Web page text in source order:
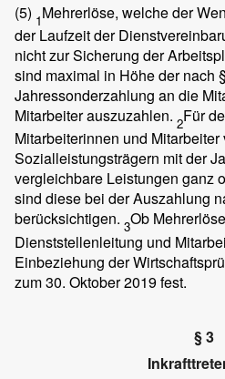
(5) 1Mehrerlöse, welche der
der Laufzeit der
nicht zur Sicherung der
sind maximal in Höhe der nach
Jahressonderzahlung an die
Mitarbeiter auszuzahlen. 2Für
Mitarbeiterinnen und Mitarbeiter
Sozialleistungsträgern mit der
vergleichbare Leistungen ganz
sind diese bei der Auszahlung
berücksichtigen. 3Ob
Dienststellenleitung und
Einbeziehung der
zum 30. Oktober 2019 fest.
§ 3